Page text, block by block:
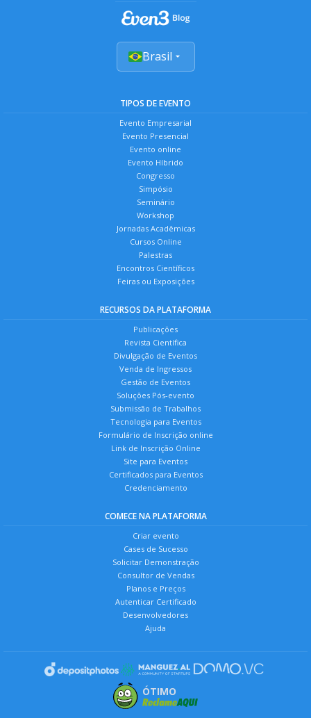
Brasil
TIPOS DE EVENTO
Evento Empresarial
Evento Presencial
Evento online
Evento Híbrido
Congresso
Simpósio
Seminário
Workshop
Jornadas Acadêmicas
Cursos Online
Palestras
Encontros Científicos
Feiras ou Exposições
RECURSOS DA PLATAFORMA
Publicações
Revista Científica
Divulgação de Eventos
Venda de Ingressos
Gestão de Eventos
Soluções Pós-evento
Submissão de Trabalhos
Tecnologia para Eventos
Formulário de Inscrição online
Link de Inscrição Online
Site para Eventos
Certificados para Eventos
Credenciamento
COMECE NA PLATAFORMA
Criar evento
Cases de Sucesso
Solicitar Demonstração
Consultor de Vendas
Planos e Preços
Autenticar Certificado
Desenvolvedores
Ajuda
ÓTIMO